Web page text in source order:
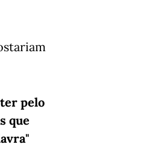
pelo
que